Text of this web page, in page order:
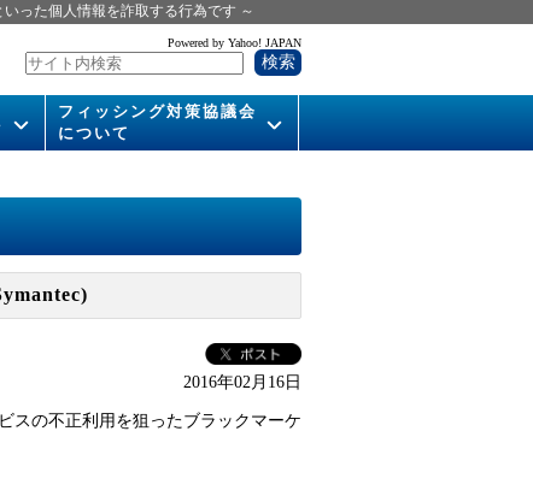
った個人情報を詐取する行為です ～
Powered by Yahoo! JAPAN
フィッシング対策協議会
について
活動
2016年02月16日
スの不正利用を狙ったブラックマーケ